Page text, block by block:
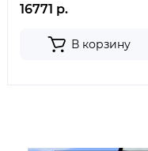
16771 р.
В корзину